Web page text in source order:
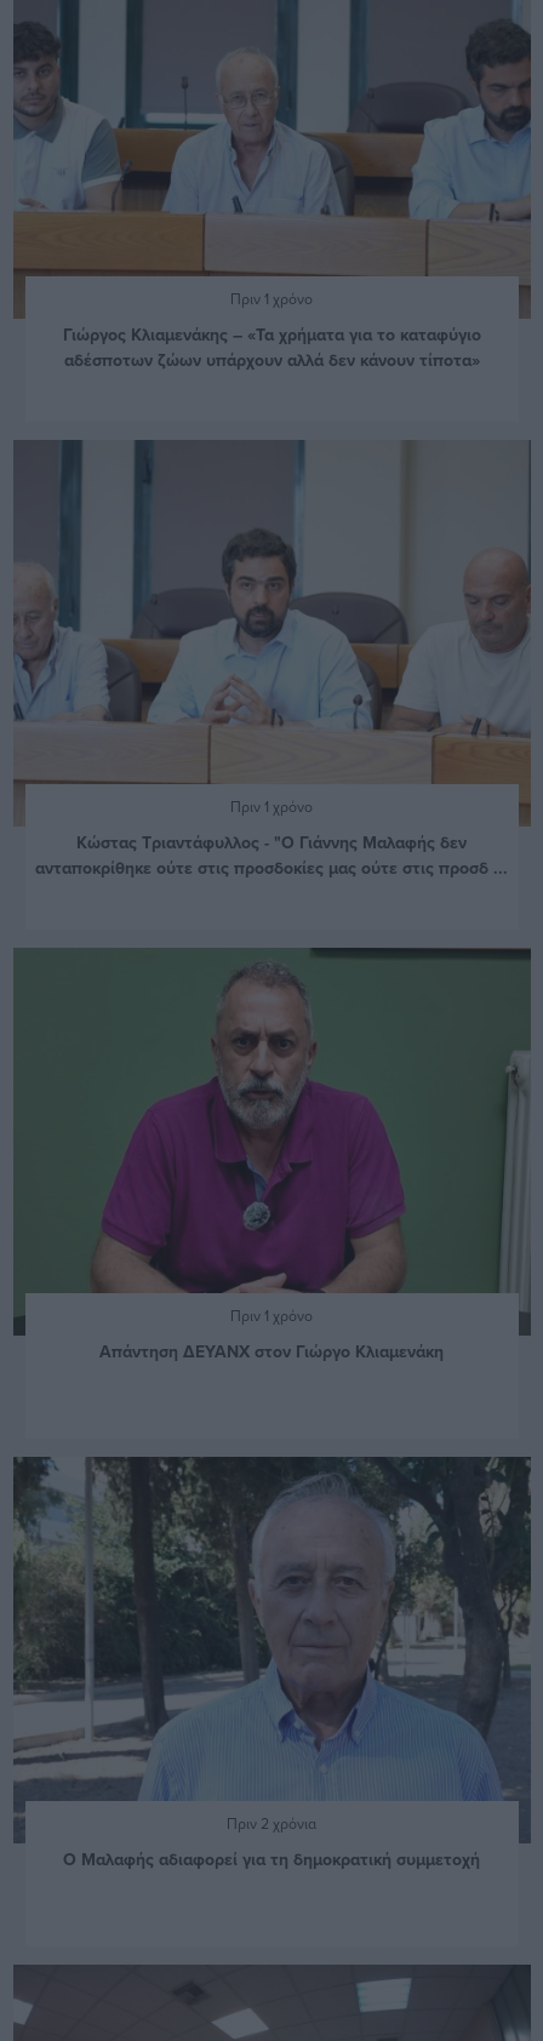
Πριν 1 χρόνο
Γιώργος Κλιαμενάκης – «Τα χρήματα για το καταφύγιο
αδέσποτων ζώων υπάρχουν αλλά δεν κάνουν τίποτα»
Πριν 1 χρόνο
Κώστας Τριαντάφυλλος - "Ο Γιάννης Μαλαφής δεν
ανταποκρίθηκε ούτε στις προσδοκίες μας ούτε στις προσδ ...
Πριν 1 χρόνο
Απάντηση ΔΕΥΑΝΧ στον Γιώργο Κλιαμενάκη
Πριν 2 χρόνια
Ο Μαλαφής αδιαφορεί για τη δημοκρατική συμμετοχή